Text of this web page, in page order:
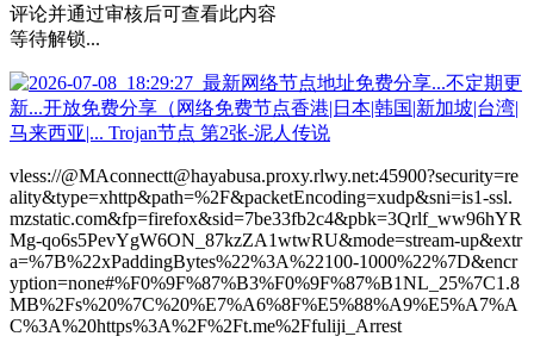
评论并通过审核后可查看此内容
等待解锁...
vless://@MAconnectt@hayabusa.proxy.rlwy.net:45900?security=re
ality&type=xhttp&path=%2F&packetEncoding=xudp&sni=is1-ssl.
mzstatic.com&fp=firefox&sid=7be33fb2c4&pbk=3Qrlf_ww96hYR
Mg-qo6s5PevYgW6ON_87kzZA1wtwRU&mode=stream-up&extr
a=%7B%22xPaddingBytes%22%3A%22100-1000%22%7D&encr
yption=none#%F0%9F%87%B3%F0%9F%87%B1NL_25%7C1.8
MB%2Fs%20%7C%20%E7%A6%8F%E5%88%A9%E5%A7%A
C%3A%20https%3A%2F%2Ft.me%2Ffuliji_Arrest